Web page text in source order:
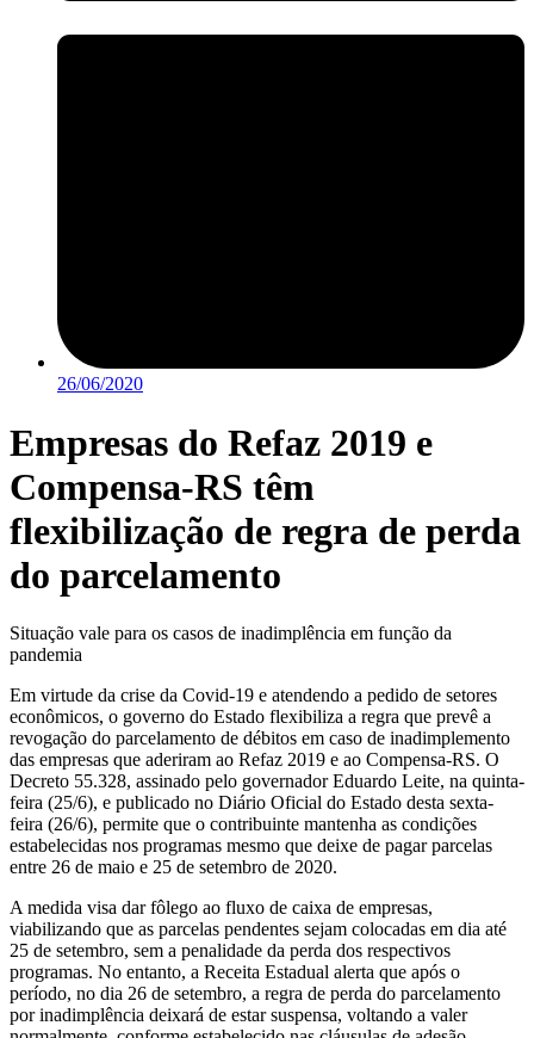
26/06/2020
Empresas do Refaz 2019 e
Compensa-RS têm
flexibilização de regra de perda
do parcelamento
Situação vale para os casos de inadimplência em função da
pandemia
Em virtude da crise da Covid-19 e atendendo a pedido de setores
econômicos, o governo do Estado flexibiliza a regra que prevê a
revogação do parcelamento de débitos em caso de inadimplemento
das empresas que aderiram ao Refaz 2019 e ao Compensa-RS. O
Decreto 55.328, assinado pelo governador Eduardo Leite, na quinta-
feira (25/6), e publicado no Diário Oficial do Estado desta sexta-
feira (26/6), permite que o contribuinte mantenha as condições
estabelecidas nos programas mesmo que deixe de pagar parcelas
entre 26 de maio e 25 de setembro de 2020.
A medida visa dar fôlego ao fluxo de caixa de empresas,
viabilizando que as parcelas pendentes sejam colocadas em dia até
25 de setembro, sem a penalidade da perda dos respectivos
programas. No entanto, a Receita Estadual alerta que após o
período, no dia 26 de setembro, a regra de perda do parcelamento
por inadimplência deixará de estar suspensa, voltando a valer